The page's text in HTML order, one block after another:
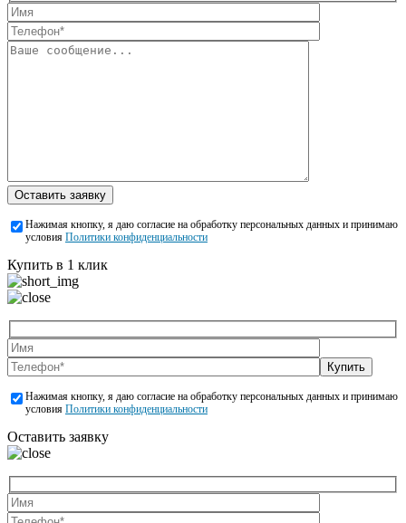
Оставить заявку
Нажимая кнопку, я даю согласие на обработку персональных данных и принимаю
условия Политики конфиденциальности
Купить в 1 клик
Купить
Нажимая кнопку, я даю согласие на обработку персональных данных и принимаю
условия Политики конфиденциальности
Оставить заявку